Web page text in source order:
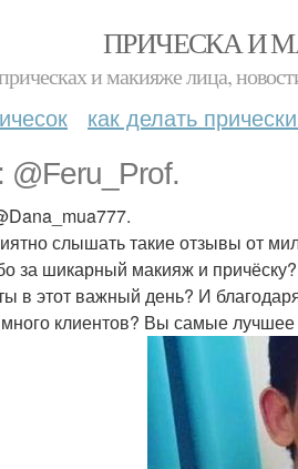
ПРИЧЕСКА И
и макияже лица,
как делать
@Feru_Prof.
слышать такие отзывы от
за шикарный макияж и
в этот важный день? И
клиентов? Вы самые